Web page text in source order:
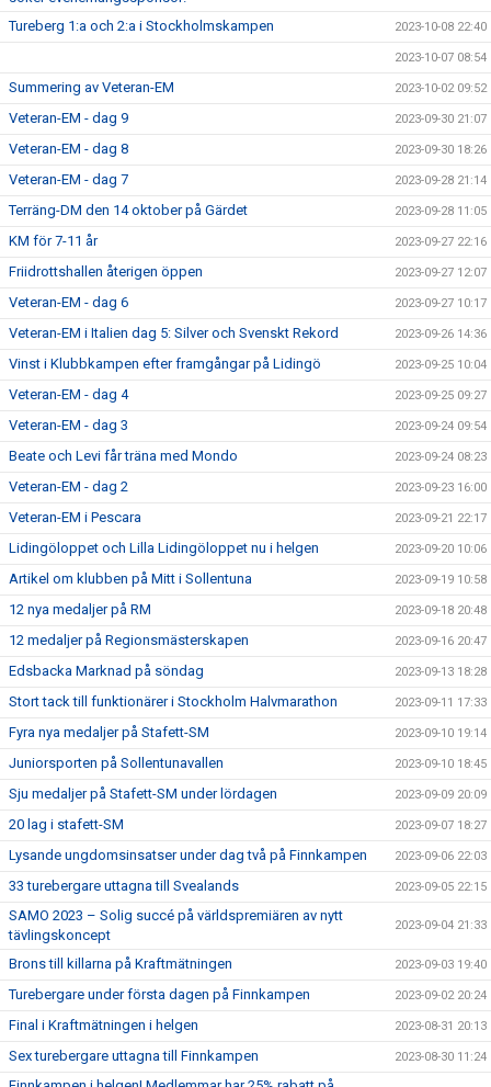
Tureberg 1:a och 2:a i Stockholmskampen 2023-10-08 22:40
2023-10-07 08:54
Summering av Veteran-EM 2023-10-02 09:52
Veteran-EM - dag 9 2023-09-30 21:07
Veteran-EM - dag 8 2023-09-30 18:26
Veteran-EM - dag 7 2023-09-28 21:14
Terräng-DM den 14 oktober på Gärdet 2023-09-28 11:05
KM för 7-11 år 2023-09-27 22:16
Friidrottshallen återigen öppen 2023-09-27 12:07
Veteran-EM - dag 6 2023-09-27 10:17
Veteran-EM i Italien dag 5: Silver och Svenskt Rekord 2023-09-26 14:36
Vinst i Klubbkampen efter framgångar på Lidingö 2023-09-25 10:04
Veteran-EM - dag 4 2023-09-25 09:27
Veteran-EM - dag 3 2023-09-24 09:54
Beate och Levi får träna med Mondo 2023-09-24 08:23
Veteran-EM - dag 2 2023-09-23 16:00
Veteran-EM i Pescara 2023-09-21 22:17
Lidingöloppet och Lilla Lidingöloppet nu i helgen 2023-09-20 10:06
Artikel om klubben på Mitt i Sollentuna 2023-09-19 10:58
12 nya medaljer på RM 2023-09-18 20:48
12 medaljer på Regionsmästerskapen 2023-09-16 20:47
Edsbacka Marknad på söndag 2023-09-13 18:28
Stort tack till funktionärer i Stockholm Halvmarathon 2023-09-11 17:33
Fyra nya medaljer på Stafett-SM 2023-09-10 19:14
Juniorsporten på Sollentunavallen 2023-09-10 18:45
Sju medaljer på Stafett-SM under lördagen 2023-09-09 20:09
20 lag i stafett-SM 2023-09-07 18:27
Lysande ungdomsinsatser under dag två på Finnkampen 2023-09-06 22:03
33 turebergare uttagna till Svealands 2023-09-05 22:15
SAMO 2023 – Solig succé på världspremiären av nytt
tävlingskoncept
2023-09-04 21:33
Brons till killarna på Kraftmätningen 2023-09-03 19:40
Turebergare under första dagen på Finnkampen 2023-09-02 20:24
Final i Kraftmätningen i helgen 2023-08-31 20:13
Sex turebergare uttagna till Finnkampen 2023-08-30 11:24